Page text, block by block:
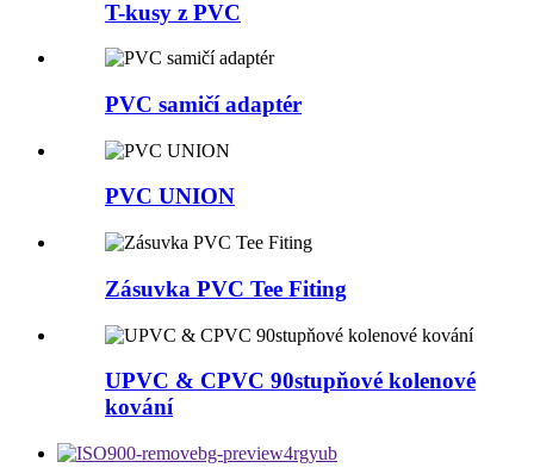
T-kusy z PVC
PVC samičí adaptér
PVC UNION
Zásuvka PVC Tee Fiting
UPVC & CPVC 90stupňové kolenové
kování